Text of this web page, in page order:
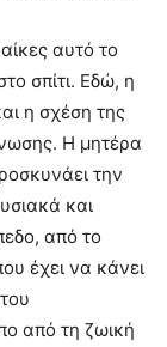
αυτό το
σπίτι. Εδώ, η
η σχέση της
Η μητέρα
την
και
από το
έχει να κάνει
από τη ζωική